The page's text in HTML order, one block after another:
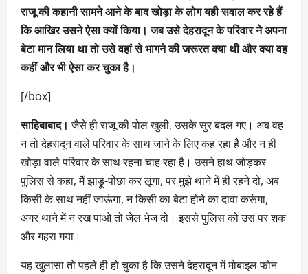
राजू की कहानी सामने आने के बाद खोड़ा के लोग यही सवाल कर रहे हैं
कि आखिर उसने ऐसा क्यों किया। जब उसे देहरादून के परिवार ने अपना
बेटा मान लिया था तो उसे वहां से भागने की जरूरत क्या थी और क्या वह
कहीं और भी ऐसा कर चुका है।
[/box]
साहिबाबाद।जैसे ही राजू की पोल खुली, उसके सुर बदल गए। अब वह
न तो देहरादून वाले परिवार के साथ जाने के लिए कह रहा है और न ही
खोड़ा वाले परिवार के साथ रहना चाह रहा है। उसने हाथ जोड़कर
पुलिस से कहा, मैं झाड़ू-पोंछा कर लूंगा, पर मुझे थाने में ही रहने दो, अब
किसी के साथ नहीं जाऊंगा, न किसी का बेटा होने का दावा करूंगा,
अगर थाने में न रख पाओ तो जेल भेज दो। इससे पुलिस को उस पर शक
और गहरा गया।
यह खुलासा तो पहले ही हो चुका है कि उसने देहरादून में मोबाइल फोन